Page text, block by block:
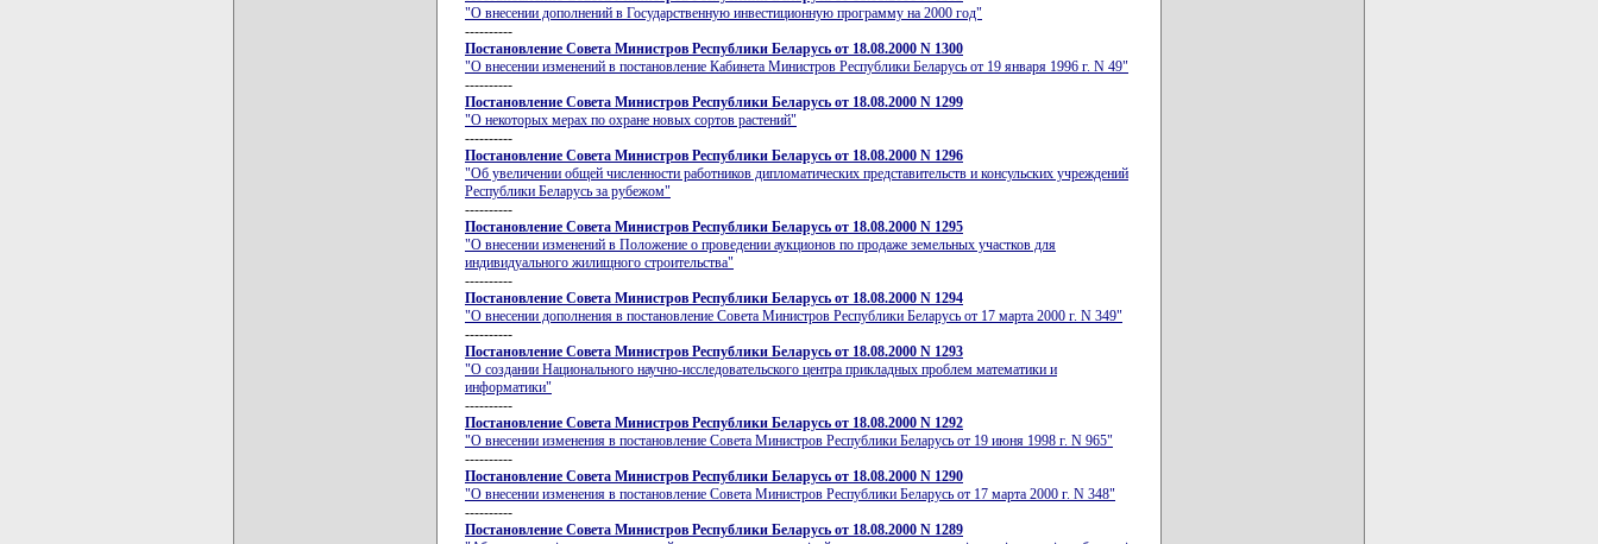
"О внесении дополнений в Государственную инвестиционную программу на 2000 год"
----------
Постановление Совета Министров Республики Беларусь от 18.08.2000 N 1300
"О внесении изменений в постановление Кабинета Министров Республики Беларусь от 19 января 1996 г. N 49"
----------
Постановление Совета Министров Республики Беларусь от 18.08.2000 N 1299
"О некоторых мерах по охране новых сортов растений"
----------
Постановление Совета Министров Республики Беларусь от 18.08.2000 N 1296
"Об увеличении общей численности работников дипломатических представительств и консульских учреждений
Республики Беларусь за рубежом"
----------
Постановление Совета Министров Республики Беларусь от 18.08.2000 N 1295
"О внесении изменений в Положение о проведении аукционов по продаже земельных участков для
индивидуального жилищного строительства"
----------
Постановление Совета Министров Республики Беларусь от 18.08.2000 N 1294
"О внесении дополнения в постановление Совета Министров Республики Беларусь от 17 марта 2000 г. N 349"
----------
Постановление Совета Министров Республики Беларусь от 18.08.2000 N 1293
"О создании Национального научно-исследовательского центра прикладных проблем математики и
информатики"
----------
Постановление Совета Министров Республики Беларусь от 18.08.2000 N 1292
"О внесении изменения в постановление Совета Министров Республики Беларусь от 19 июня 1998 г. N 965"
----------
Постановление Совета Министров Республики Беларусь от 18.08.2000 N 1290
"О внесении изменения в постановление Совета Министров Республики Беларусь от 17 марта 2000 г. N 348"
----------
Постановление Совета Министров Республики Беларусь от 18.08.2000 N 1289